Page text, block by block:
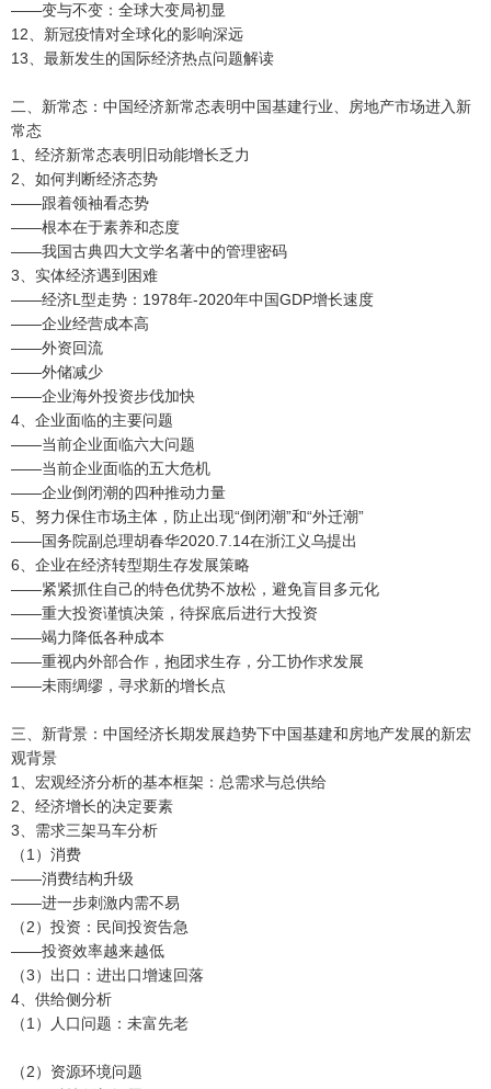
——变与不变：全球大变局初显
12、新冠疫情对全球化的影响深远
13、最新发生的国际经济热点问题解读
二、新常态：中国经济新常态表明中国基建行业、房地产市场进入新
常态
1、经济新常态表明旧动能增长乏力
2、如何判断经济态势
——跟着领袖看态势
——根本在于素养和态度
——我国古典四大文学名著中的管理密码
3、实体经济遇到困难
——经济L型走势：1978年-2020年中国GDP增长速度
——企业经营成本高
——外资回流
——外储减少
——企业海外投资步伐加快
4、企业面临的主要问题
——当前企业面临六大问题
——当前企业面临的五大危机
——企业倒闭潮的四种推动力量
5、努力保住市场主体，防止出现“倒闭潮”和“外迁潮”
——国务院副总理胡春华2020.7.14在浙江义乌提出
6、企业在经济转型期生存发展策略
——紧紧抓住自己的特色优势不放松，避免盲目多元化
——重大投资谨慎决策，待探底后进行大投资
——竭力降低各种成本
——重视内外部合作，抱团求生存，分工协作求发展
——未雨绸缪，寻求新的增长点
三、新背景：中国经济长期发展趋势下中国基建和房地产发展的新宏
观背景
1、宏观经济分析的基本框架：总需求与总供给
2、经济增长的决定要素
3、需求三架马车分析
（1）消费
——消费结构升级
——进一步刺激内需不易
（2）投资：民间投资告急
——投资效率越来越低
（3）出口：进出口增速回落
4、供给侧分析
（1）人口问题：未富先老
（2）资源环境问题